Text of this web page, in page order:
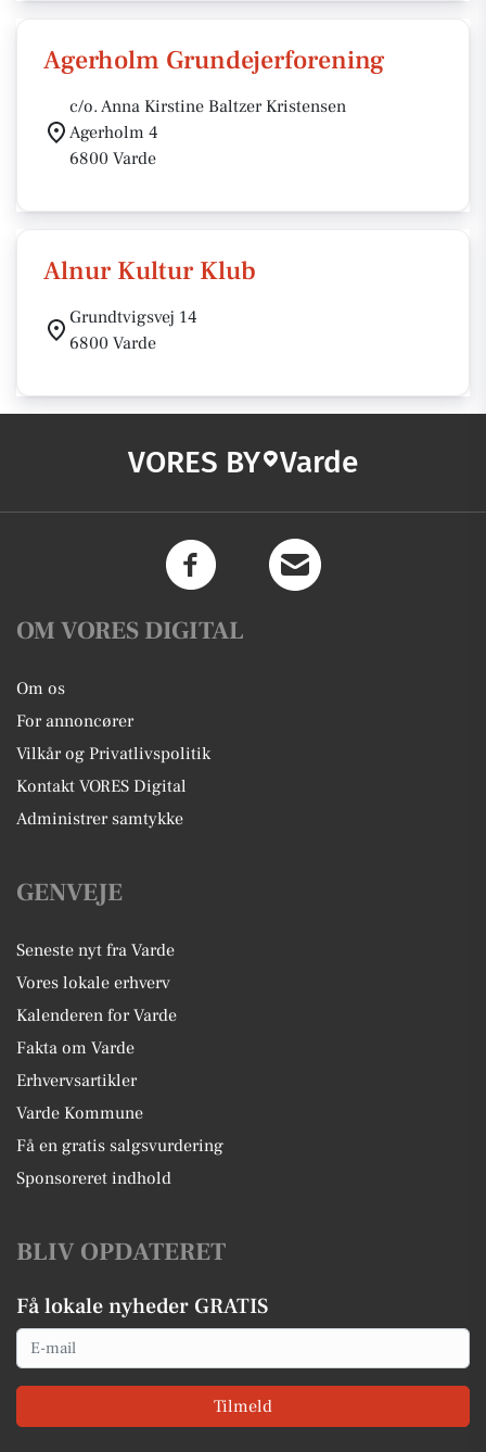
Agerholm Grundejerforening
c/o. Anna Kirstine Baltzer Kristensen
Agerholm 4
6800 Varde
Alnur Kultur Klub
Grundtvigsvej 14
6800 Varde
VORES BY Varde
OM VORES DIGITAL
Om os
For annoncører
Vilkår og Privatlivspolitik
Kontakt VORES Digital
Administrer samtykke
GENVEJE
Seneste nyt fra Varde
Vores lokale erhverv
Kalenderen for Varde
Fakta om Varde
Erhvervsartikler
Varde Kommune
Få en gratis salgsvurdering
Sponsoreret indhold
BLIV OPDATERET
Få lokale nyheder GRATIS
Email
Tilmeld